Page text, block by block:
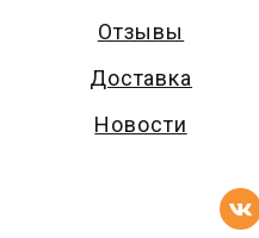
Отзывы
Доставка
Новости